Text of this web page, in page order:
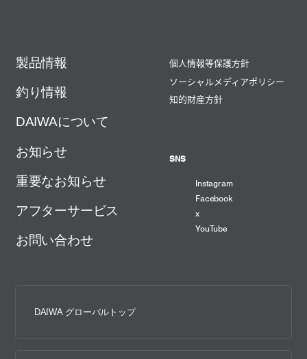
製品情報
釣り情報
DAIWAについて
お知らせ
重要なお知らせ
アフターサービス
お問い合わせ
個人情報等保護方針
ソーシャルメディアポリシー
知的財産方針
SNS
Instagram
Facebook
x
YouTube
DAIWA グローバルトップ